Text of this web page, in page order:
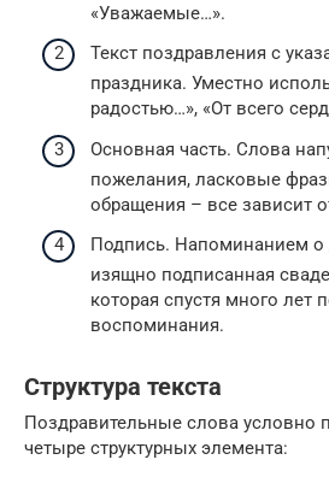
«Уважаемые…».
Текст поздравления с
праздника. Уместно
радостью…», «От всего
Основная часть. Слова
пожелания, ласковые
обращения – все зависит
Подпись. Напоминанием о
изящно подписанная
которая спустя много лет
воспоминания.
Структура текста
Поздравительные слова условно
четыре структурных элемента: